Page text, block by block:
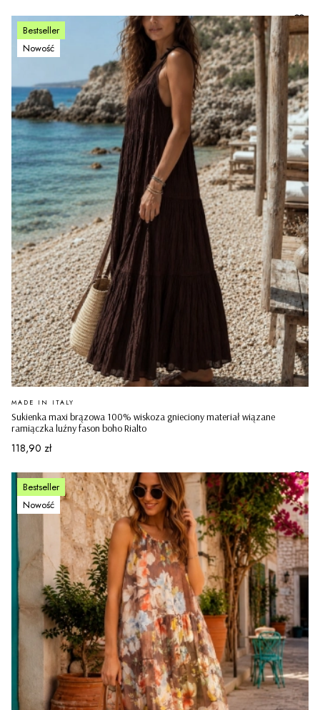
Bestseller
Nowość
Sukienka maxi brązowa 100% wiskoza gnieciony materiał wiązane
ramiączka luźny fason boho Rialto
PRODUCENT
MADE IN ITALY
Cena
118,90 zł
Bestseller
Nowość